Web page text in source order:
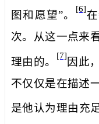
图和愿望”。 [6]
次。从这一点来
理由的。 [7]因此
不仅仅是在描述
是他认为理由充